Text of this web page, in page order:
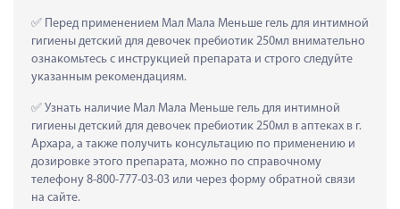
Перед применением Мал Мала Меньше гель для интимной
гигиены детский для девочек пребиотик 250мл внимательно
ознакомьтесь с инструкцией препарата и строго следуйте
указанным рекомендациям.
Узнать наличие Мал Мала Меньше гель для интимной
гигиены детский для девочек пребиотик 250мл в аптеках в г.
Архара, а также получить консультацию по применению и
дозировке этого препарата, можно по справочному
телефону 8-800-777-03-03 или через форму обратной связи
на сайте.